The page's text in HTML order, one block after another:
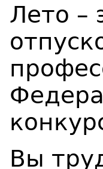
Лето –
Вы